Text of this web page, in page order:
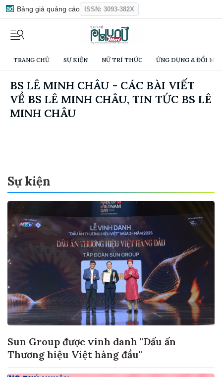
Bảng giá quảng cáo ISSN: 3093-382X
TRANG CHỦ SỰ KIỆN NỮ TRÍ THỨC ỨNG DỤNG & ĐỔI
BS LÊ MINH CHÂU - CÁC BÀI VIẾT
VỀ BS LÊ MINH CHÂU, TIN TỨC BS LÊ
MINH CHÂU
Sự kiện
Sun Group được vinh danh "Dấu ấn
Thương hiệu Việt hàng đầu"